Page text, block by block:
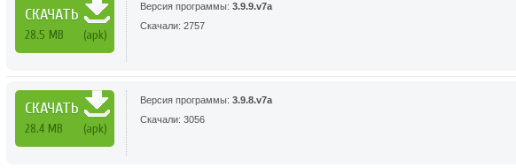
СКАЧАТЬ
28.5 MB (apk)
Версия программы: 3.9.9.v7a
Скачали: 2757
СКАЧАТЬ
28.4 MB (apk)
Версия программы: 3.9.8.v7a
Скачали: 3056